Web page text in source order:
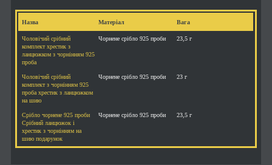
Назва Матеріал Вага
Чоловічий срібний
комплект хрестик з
ланцюжком з чорнінням 925
проба
Чорнене срібло 925 проби 23,5 г
Чоловічий срібний
комплект з чорнінням 925
проба хрестик з ланцюжком
на шию
Чорнене срібло 925 проби 23 г
Срібло чорнене 925 проби
Срібний ланцюжок і
хрестик з чорнінням на
шию подарунок
Чорнене срібло 925 проби 23,5 г